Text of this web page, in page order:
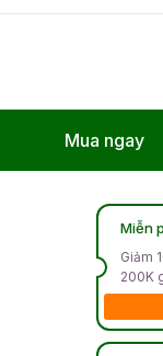
Mua ngay
Miễn
Giảm
200K